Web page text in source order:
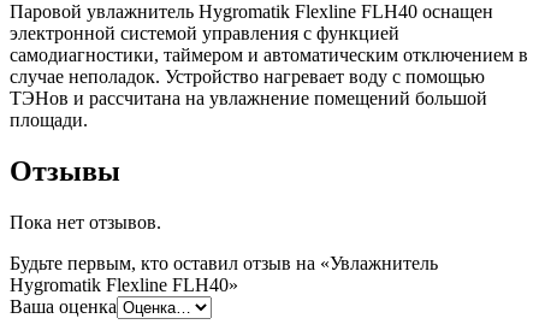
Паровой увлажнитель Hygromatik Flexline FLH40 оснащен
электронной системой управления с функцией
самодиагностики, таймером и автоматическим отключением в
случае неполадок. Устройство нагревает воду с помощью
ТЭНов и рассчитана на увлажнение помещений большой
площади.
Отзывы
Пока нет отзывов.
Будьте первым, кто оставил отзыв на «Увлажнитель
Hygromatik Flexline FLH40»
Ваша оценка